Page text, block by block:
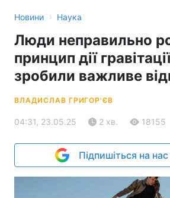
Новини › Наука
Люди неправильно
принцип дії
зробили важливе
ВЛАДИСЛАВ ГРИГОР'ЄВ
04:31, 23.05.25 2 хв. 18155
Підпишіться на